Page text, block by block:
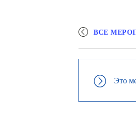
ВСЕ
Это